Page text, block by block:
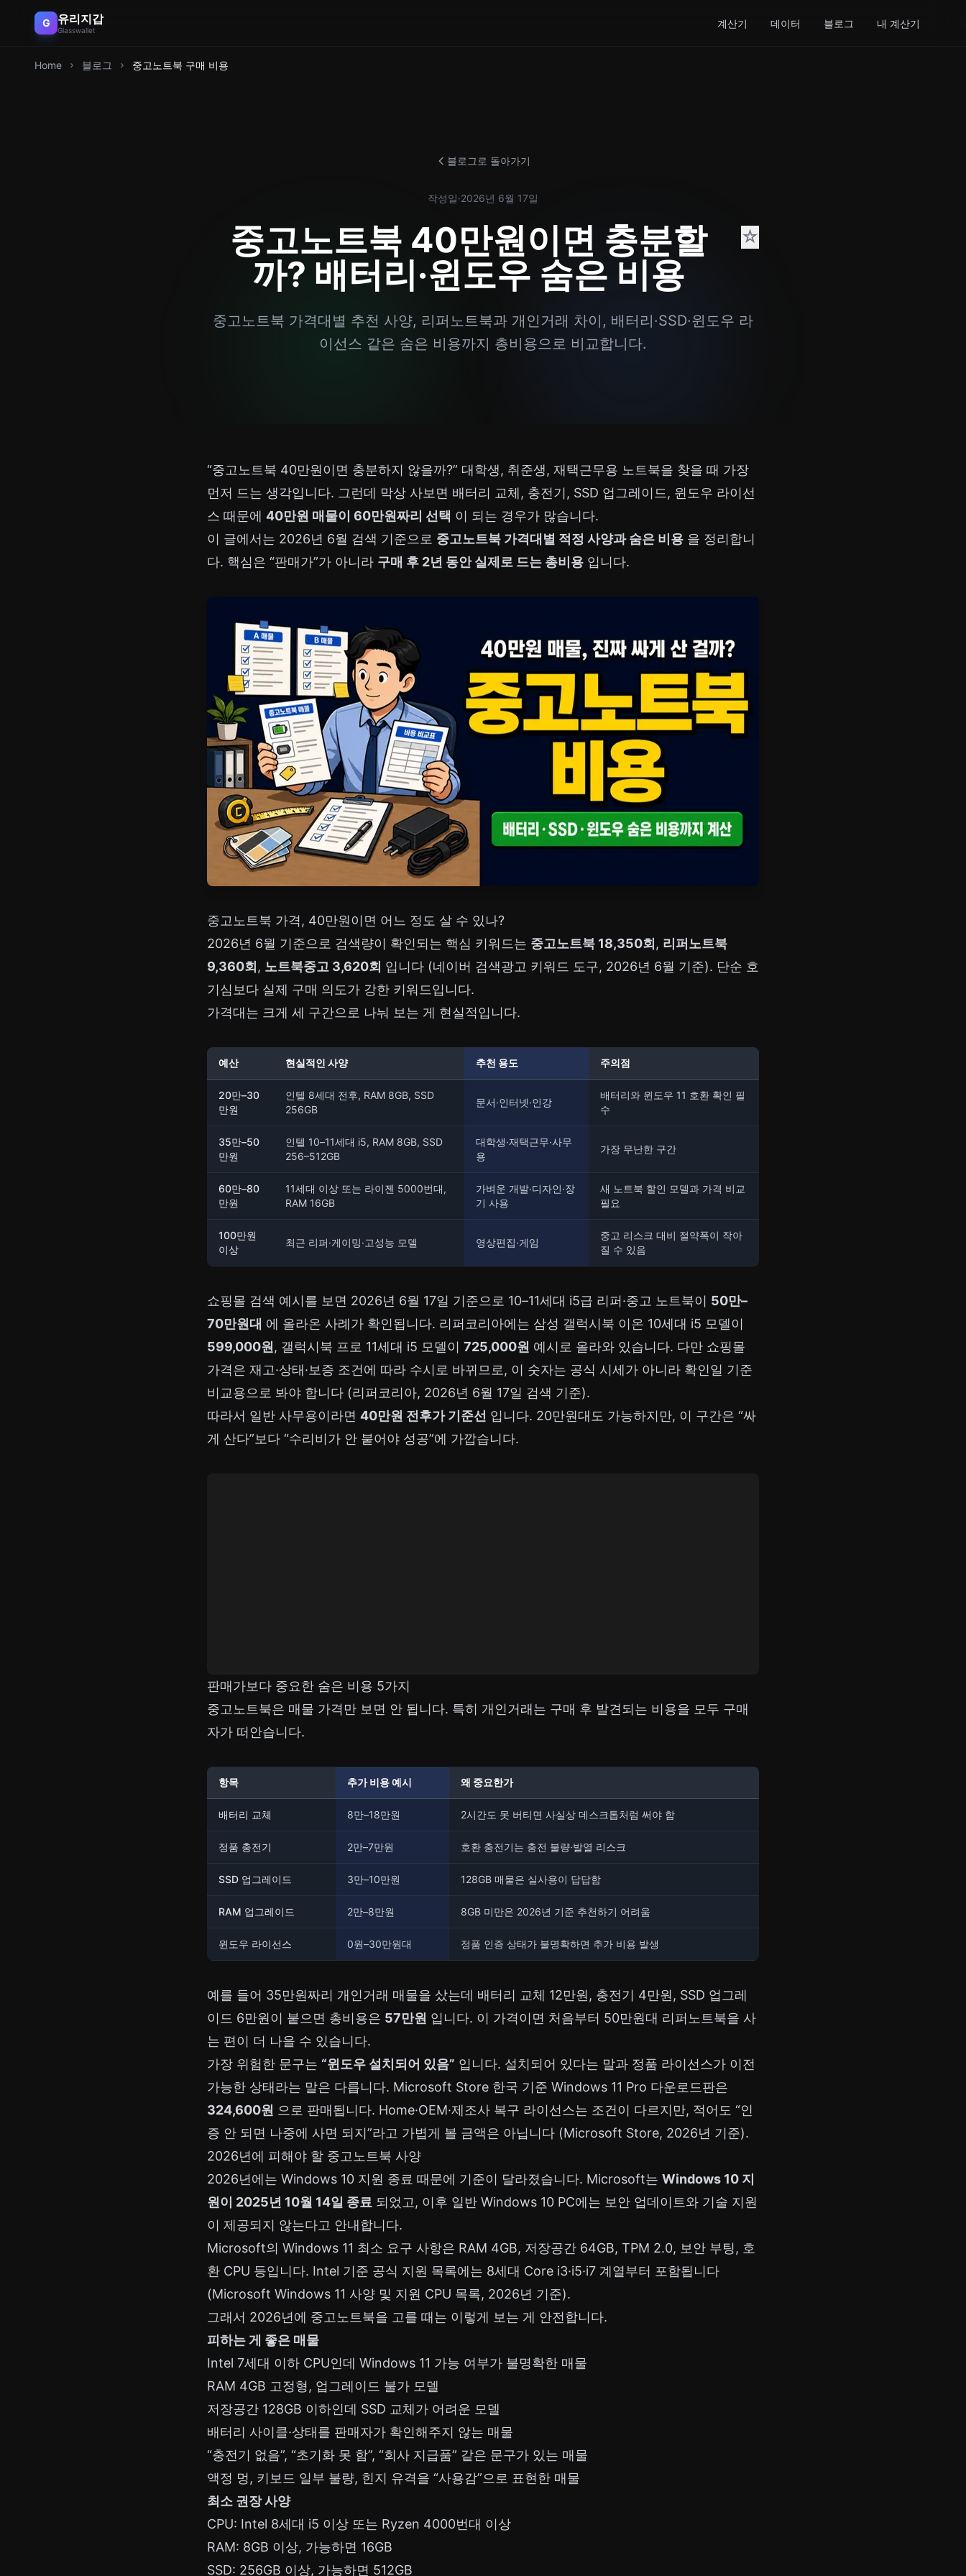
G 유리지갑
Glasswallet
계산기 데이터 블로그 내 계산기
Home 블로그 중고노트북 구매 비용
블로그로 돌아가기
작성일·2026년 6월 17일
중고노트북 40만원이면 충분할
까? 배터리·윈도우 숨은 비용
☆
중고노트북 가격대별 추천 사양, 리퍼노트북과 개인거래 차이, 배터리·SSD·윈도우 라
이선스 같은 숨은 비용까지 총비용으로 비교합니다.
“중고노트북 40만원이면 충분하지 않을까?” 대학생, 취준생, 재택근무용 노트북을 찾을 때 가장
먼저 드는 생각입니다. 그런데 막상 사보면 배터리 교체, 충전기, SSD 업그레이드, 윈도우 라이선
스 때문에 40만원 매물이 60만원짜리 선택 이 되는 경우가 많습니다.
이 글에서는 2026년 6월 검색 기준으로 중고노트북 가격대별 적정 사양과 숨은 비용 을 정리합니
다. 핵심은 “판매가”가 아니라 구매 후 2년 동안 실제로 드는 총비용 입니다.
중고노트북 가격, 40만원이면 어느 정도 살 수 있나?
2026년 6월 기준으로 검색량이 확인되는 핵심 키워드는 중고노트북 18,350회 , 리퍼노트북
9,360회 , 노트북중고 3,620회 입니다 (네이버 검색광고 키워드 도구, 2026년 6월 기준). 단순 호
기심보다 실제 구매 의도가 강한 키워드입니다.
가격대는 크게 세 구간으로 나눠 보는 게 현실적입니다.
예산 현실적인 사양 추천 용도 주의점
20만–30
만원
인텔 8세대 전후, RAM 8GB, SSD
256GB
문서·인터넷·인강
배터리와 윈도우 11 호환 확인 필
수
35만–50
만원
인텔 10–11세대 i5, RAM 8GB, SSD
256–512GB
대학생·재택근무·사무
용
가장 무난한 구간
60만–80
만원
11세대 이상 또는 라이젠 5000번대,
RAM 16GB
가벼운 개발·디자인·장
기 사용
새 노트북 할인 모델과 가격 비교
필요
100만원
이상
최근 리퍼·게이밍·고성능 모델 영상편집·게임
중고 리스크 대비 절약폭이 작아
질 수 있음
쇼핑몰 검색 예시를 보면 2026년 6월 17일 기준으로 10–11세대 i5급 리퍼·중고 노트북이 50만–
70만원대 에 올라온 사례가 확인됩니다. 리퍼코리아에는 삼성 갤럭시북 이온 10세대 i5 모델이
599,000원 , 갤럭시북 프로 11세대 i5 모델이 725,000원 예시로 올라와 있습니다. 다만 쇼핑몰
가격은 재고·상태·보증 조건에 따라 수시로 바뀌므로, 이 숫자는 공식 시세가 아니라 확인일 기준
비교용으로 봐야 합니다 (리퍼코리아, 2026년 6월 17일 검색 기준).
따라서 일반 사무용이라면 40만원 전후가 기준선 입니다. 20만원대도 가능하지만, 이 구간은 “싸
게 산다”보다 “수리비가 안 붙어야 성공”에 가깝습니다.
판매가보다 중요한 숨은 비용 5가지
중고노트북은 매물 가격만 보면 안 됩니다. 특히 개인거래는 구매 후 발견되는 비용을 모두 구매
자가 떠안습니다.
항목 추가 비용 예시 왜 중요한가
배터리 교체 8만–18만원 2시간도 못 버티면 사실상 데스크톱처럼 써야 함
정품 충전기 2만–7만원 호환 충전기는 충전 불량·발열 리스크
SSD 업그레이드 3만–10만원 128GB 매물은 실사용이 답답함
RAM 업그레이드 2만–8만원 8GB 미만은 2026년 기준 추천하기 어려움
윈도우 라이선스 0원–30만원대 정품 인증 상태가 불명확하면 추가 비용 발생
예를 들어 35만원짜리 개인거래 매물을 샀는데 배터리 교체 12만원, 충전기 4만원, SSD 업그레
이드 6만원이 붙으면 총비용은 57만원 입니다. 이 가격이면 처음부터 50만원대 리퍼노트북을 사
는 편이 더 나을 수 있습니다.
가장 위험한 문구는 “윈도우 설치되어 있음” 입니다. 설치되어 있다는 말과 정품 라이선스가 이전
가능한 상태라는 말은 다릅니다. Microsoft Store 한국 기준 Windows 11 Pro 다운로드판은
324,600원 으로 판매됩니다. Home·OEM·제조사 복구 라이선스는 조건이 다르지만, 적어도 “인
증 안 되면 나중에 사면 되지”라고 가볍게 볼 금액은 아닙니다 (Microsoft Store, 2026년 기준).
2026년에 피해야 할 중고노트북 사양
2026년에는 Windows 10 지원 종료 때문에 기준이 달라졌습니다. Microsoft는 Windows 10 지
원이 2025년 10월 14일 종료 되었고, 이후 일반 Windows 10 PC에는 보안 업데이트와 기술 지원
이 제공되지 않는다고 안내합니다.
Microsoft의 Windows 11 최소 요구 사항은 RAM 4GB, 저장공간 64GB, TPM 2.0, 보안 부팅, 호
환 CPU 등입니다. Intel 기준 공식 지원 목록에는 8세대 Core i3·i5·i7 계열부터 포함됩니다
(Microsoft Windows 11 사양 및 지원 CPU 목록, 2026년 기준).
그래서 2026년에 중고노트북을 고를 때는 이렇게 보는 게 안전합니다.
피하는 게 좋은 매물
Intel 7세대 이하 CPU인데 Windows 11 가능 여부가 불명확한 매물
RAM 4GB 고정형, 업그레이드 불가 모델
저장공간 128GB 이하인데 SSD 교체가 어려운 모델
배터리 사이클·상태를 판매자가 확인해주지 않는 매물
“충전기 없음”, “초기화 못 함”, “회사 지급품” 같은 문구가 있는 매물
액정 멍, 키보드 일부 불량, 힌지 유격을 “사용감”으로 표현한 매물
최소 권장 사양
CPU: Intel 8세대 i5 이상 또는 Ryzen 4000번대 이상
RAM: 8GB 이상, 가능하면 16GB
SSD: 256GB 이상, 가능하면 512GB